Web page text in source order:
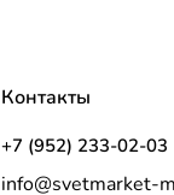
Контакты
+7 (952) 233-02-03
info@svetmarket-